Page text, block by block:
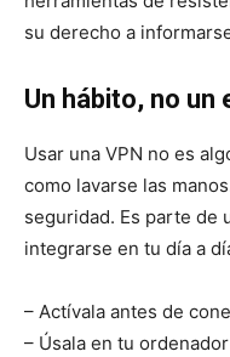
su derecho a
Un hábito, no un
Usar una VPN no es
como lavarse las
seguridad. Es parte de
integrarse en tu día a
– Actívala antes de
– Úsala en tu